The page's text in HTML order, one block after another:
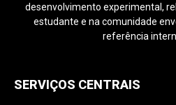
desenvolvimento experimental,
estudante e na comunidade
referência
SERVIÇOS CENTRAIS